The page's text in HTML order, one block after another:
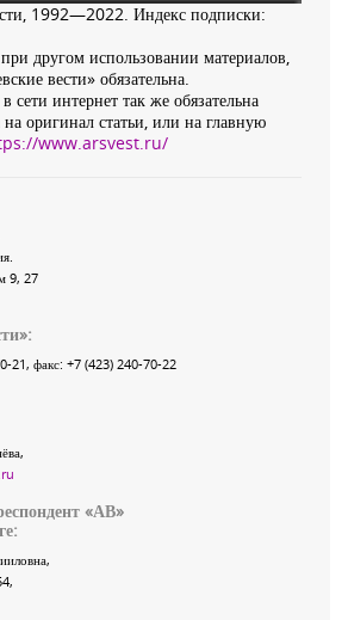
1992—2022. Индекс подписки:
другом использовании материалов,
вести» обязательна.
сети интернет так же обязательна
оригинал статьи, или на главную
www.arsvest.ru/
9, 27
»:
21, факс: +7 (423) 240-70-22
«АВ»